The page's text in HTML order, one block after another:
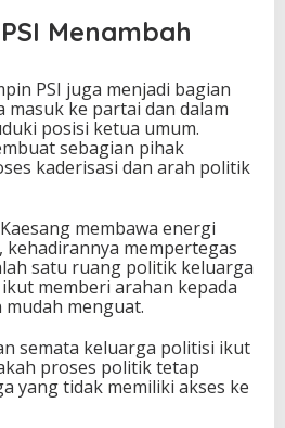
Menambah
PSI juga menjadi bagian
ke partai dan dalam
posisi ketua umum.
sebagian pihak
kaderisasi dan arah politik
membawa energi
mempertegas
satu ruang politik keluarga
memberi arahan kepada
menguat.
semata keluarga politisi ikut
proses politik tetap
yang tidak memiliki akses ke